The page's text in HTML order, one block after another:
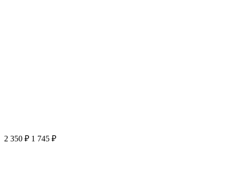
2 350 ₽ 1 745 ₽